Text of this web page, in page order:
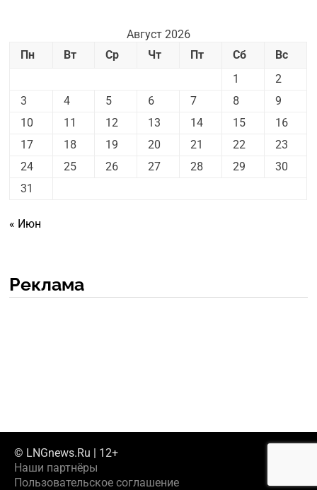
Август 2026
Пн
Вт Ср Чт Пт Сб
Вс
1
2
3
4 5 6 7 8
9
10
11 12 13 14 15
16
17
18 19 20 21 22
23
24
25 26 27 28 29
30
31
« Июн
Реклама
© LNGnews.Ru | 12+
Наши партнёры
Пользовательское соглашение